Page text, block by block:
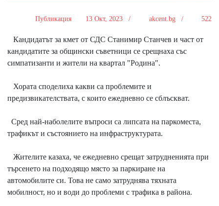
Публикация 13 Окт, 2023 / akcent.bg / 522
Кандидатът за кмет от СДС Станимир Станчев и част от
кандидатите за общински съветници се срещнаха със
симпатизанти и жители на квартал "Родина".
Хората споделиха какви са проблемите и
предизвикателствата, с които ежедневно се сблъскват.
Сред най-наболелите въпроси са липсата на паркоместа,
трафикът и състоянието на инфраструктурата.
Жителите казаха, че ежедневно срещат затрудненията при
търсенето на подходящо място за паркиране на
автомобилите си. Това не само затруднява тяхната
мобилност, но и води до проблеми с трафика в района.